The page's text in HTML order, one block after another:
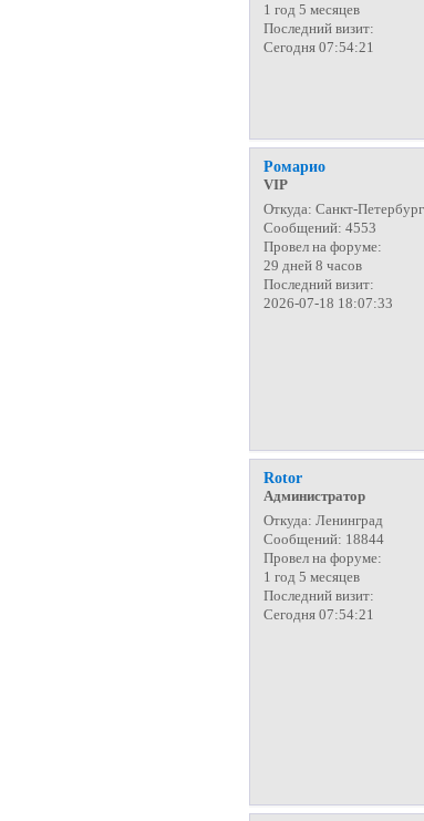
1 год 5 месяцев
Последний визит:
Сегодня 07:54:21
Ромарио
VIP
Откуда: Санкт-Петербург
Сообщений: 4553
Провел на форуме:
29 дней 8 часов
Последний визит:
2026-07-18 18:07:33
Rotor
Администратор
Откуда: Ленинград
Сообщений: 18844
Провел на форуме:
1 год 5 месяцев
Последний визит:
Сегодня 07:54:21